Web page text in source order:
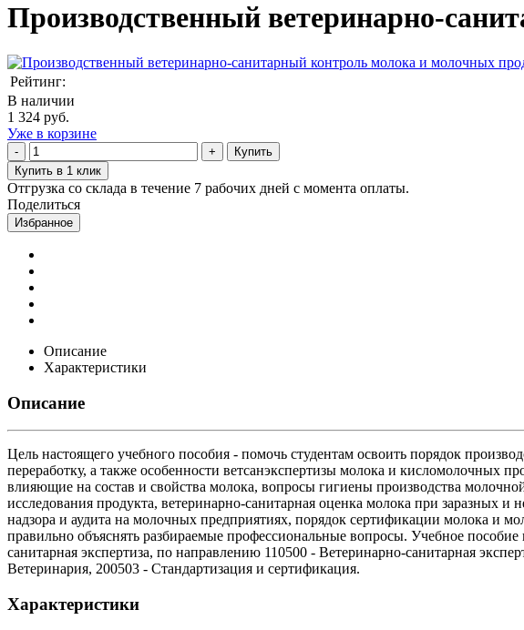
Производственный ветеринарно-
Рейтинг:
В наличии
1 324 руб.
Уже в корзине
Купить
Купить в 1 клик
Отгрузка со склада в течение 7 рабочих дней с момента оплаты.
Поделиться
Избранное
Описание
Характеристики
Описание
Цель настоящего учебного пособия - помочь студентам освоить порядок
переработку, а также особенности ветсанэкспертизы молока и кисломолочных
влияющие на состав и свойства молока, вопросы гигиены производства
исследования продукта, ветеринарно-санитарная оценка молока при заразных
надзора и аудита на молочных предприятиях, порядок сертификации молока и
правильно объяснять разбираемые профессиональные вопросы. Учебное
санитарная экспертиза, по направлению 110500 - Ветеринарно-санитарная
Ветеринария, 200503 - Стандартизация и сертификация.
Характеристики